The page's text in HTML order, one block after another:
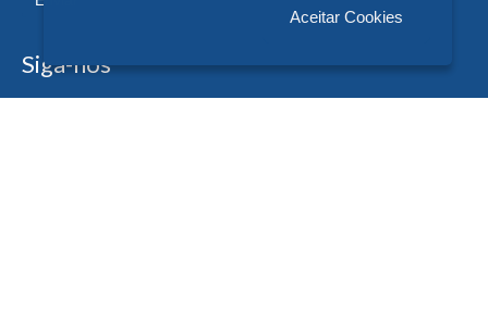
Siga-nos
Aceitar Cookies